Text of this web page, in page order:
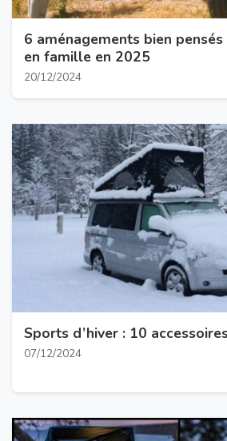
6 aménagements bien
en famille en 2025
20/12/2024
Sports d’hiver : 10
07/12/2024